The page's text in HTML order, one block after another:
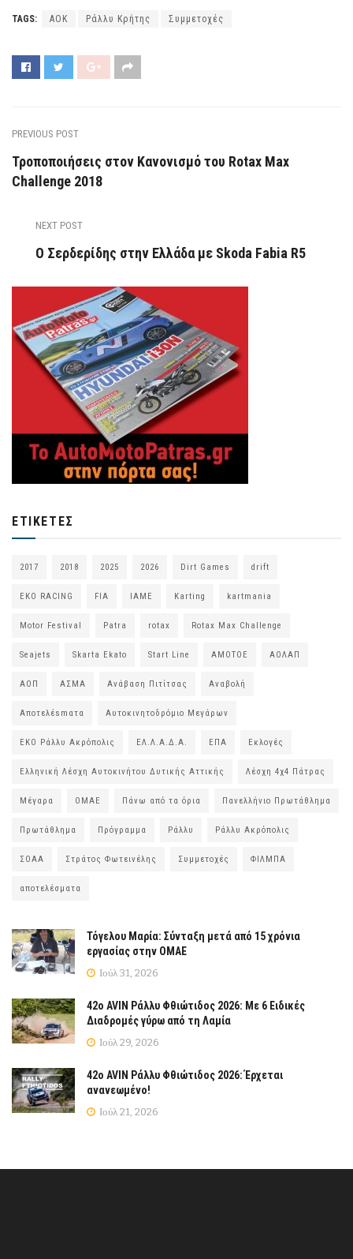
TAGS: ΑΟΚ Ράλλυ Κρήτης Συμμετοχές
PREVIOUS POST
Τροποποιήσεις στον Κανονισμό του Rotax Max
Challenge 2018
NEXT POST
Ο Σερδερίδης στην Ελλάδα με Skoda Fabia R5
ΕΤΙΚΈΤΕΣ
2017 2018 2025 2026 Dirt Games drift
EKO RACING FIA IAME Karting kartmania
Motor Festival Patra rotax Rotax Max Challenge
Seajets Skarta Ekato Start Line ΑΜΟΤΟΕ ΑΟΛΑΠ
ΑΟΠ ΑΣΜΑ Ανάβαση Πιτίτσας Αναβολή
Αποτελέsmατα Αυτοκινητοδρόμιο Μεγάρων
ΕΚΟ Ράλλυ Ακρόπολις ΕΛ.Λ.Α.Δ.Α. ΕΠΑ Εκλογές
Ελληνική Λέσχη Αυτοκινήτου Δυτικής Αττικής Λέσχη 4χ4 Πάτρας
Μέγαρα ΟΜΑΕ Πάνω από τα όρια Πανελλήνιο Πρωτάθλημα
Πρωτάθλημα Πρόγραμμα Ράλλυ Ράλλυ Ακρόπολις
ΣΟΑΑ Στράτος Φωτεινέλης Συμμετοχές ΦΙΛΜΠΑ
αποτελέσματα
Τόγελου Μαρία: Σύνταξη μετά από 15 χρόνια
εργασίας στην ΟΜΑΕ
Ιούλ 31, 2026
42ο AVIN Ράλλυ Φθιώτιδος 2026: Με 6 Ειδικές
Διαδρομές γύρω από τη Λαμία
Ιούλ 29, 2026
42ο AVIN Ράλλυ Φθιώτιδος 2026: Έρχεται
ανανεωμένο!
Ιούλ 21, 2026